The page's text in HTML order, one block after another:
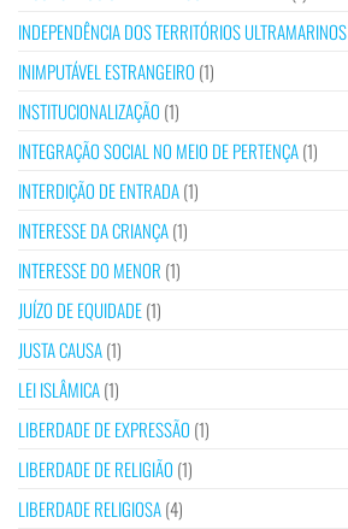
INDEPENDÊNCIA DOS TERRITÓRIOS ULTRAMARINOS
INIMPUTÁVEL ESTRANGEIRO (1)
INSTITUCIONALIZAÇÃO (1)
INTEGRAÇÃO SOCIAL NO MEIO DE PERTENÇA(1)
INTERDIÇÃO DE ENTRADA(1)
INTERESSE DA CRIANÇA(1)
INTERESSE DO MENOR (1)
JUÍZO DE EQUIDADE(1)
JUSTA CAUSA(1)
LEI ISLÂMICA(1)
LIBERDADE DE EXPRESSÃO (1)
LIBERDADE DE RELIGIÃO (1)
LIBERDADE RELIGIOSA(4)